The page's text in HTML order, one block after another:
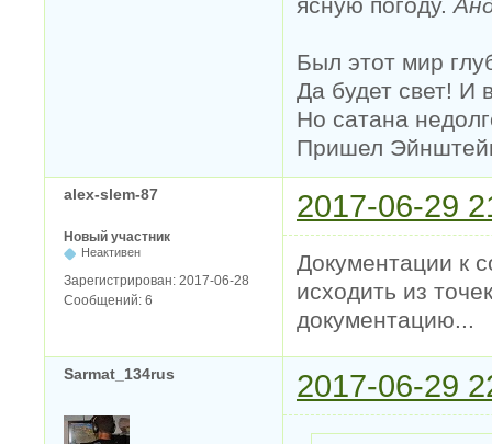
Был этот мир
Да будет свет! И
Но сатана
Пришел
alex-slem-87 2017-06-29
Новый участник
Неактивен
Зарегистрирован: 2017-06-28
Сообщений: 6
Документации к
исходить из
документацию...
Sarmat_134rus 2017-06-29